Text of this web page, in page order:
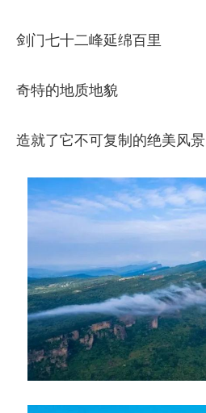
剑门七十二峰延绵百里
奇特的地质地貌
造就了它不可复制的绝美风景